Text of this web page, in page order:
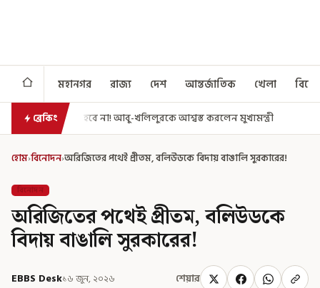
মহানগর রাজ্য দেশ আন্তর্জাতিক খেলা
ব্রেকিং
আবু-খলিলুরকে আশ্বস্ত করলেন মুখ্যমন্ত্রী এগিয়ে গেল আরও একধাপ, সপ্তম
হোম›বিনোদন›অরিজিতের পথেই প্রীতম, বলিউডকে বিদায় বাঙালি সুরকারের!
বিনোদন
অরিজিতের পথেই প্রীতম, বলিউডকে
বিদায় বাঙালি সুরকারের!
EBBS Desk১৬ জুন, ২০২৬ শেয়ার